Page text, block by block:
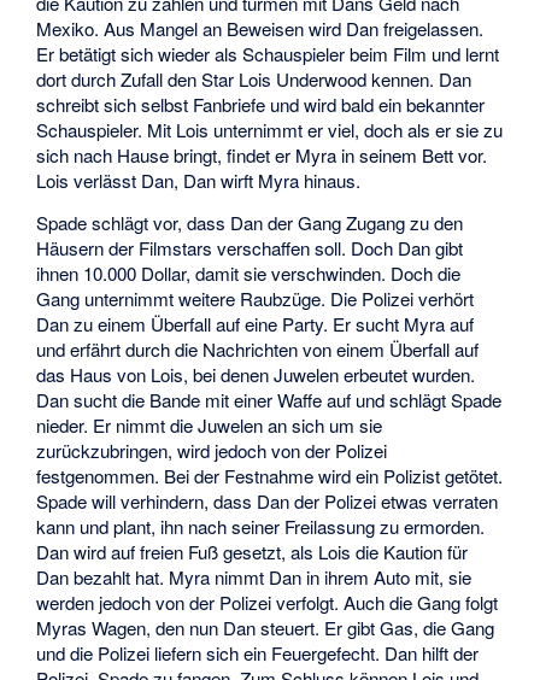
Mexiko. Aus Mangel an Beweisen wird Dan freigelassen.
Er betätigt sich wieder als Schauspieler beim Film und lernt
dort durch Zufall den Star Lois Underwood kennen. Dan
schreibt sich selbst Fanbriefe und wird bald ein bekannter
Schauspieler. Mit Lois unternimmt er viel, doch als er sie zu
sich nach Hause bringt, findet er Myra in seinem Bett vor.
Lois verlässt Dan, Dan wirft Myra hinaus.
Spade schlägt vor, dass Dan der Gang Zugang zu den
Häusern der Filmstars verschaffen soll. Doch Dan gibt
ihnen 10.000 Dollar, damit sie verschwinden. Doch die
Gang unternimmt weitere Raubzüge. Die Polizei verhört
Dan zu einem Überfall auf eine Party. Er sucht Myra auf
und erfährt durch die Nachrichten von einem Überfall auf
das Haus von Lois, bei denen Juwelen erbeutet wurden.
Dan sucht die Bande mit einer Waffe auf und schlägt Spade
nieder. Er nimmt die Juwelen an sich um sie
zurückzubringen, wird jedoch von der Polizei
festgenommen. Bei der Festnahme wird ein Polizist getötet.
Spade will verhindern, dass Dan der Polizei etwas verraten
kann und plant, ihn nach seiner Freilassung zu ermorden.
Dan wird auf freien Fuß gesetzt, als Lois die Kaution für
Dan bezahlt hat. Myra nimmt Dan in ihrem Auto mit, sie
werden jedoch von der Polizei verfolgt. Auch die Gang folgt
Myras Wagen, den nun Dan steuert. Er gibt Gas, die Gang
und die Polizei liefern sich ein Feuergefecht. Dan hilft der